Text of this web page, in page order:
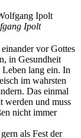
Ipolt
vor Gottes
in Gesundheit
Leben lang ein. In
im wahrsten
Das einmal
werden und muss
nicht immer
als Fest der